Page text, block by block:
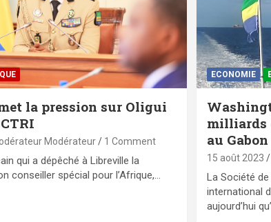
la pression sur Oligui
Modérateur 1 Comment
qui a dépêché à Libreville la
conseiller spécial pour l’Afrique,…
ECONOMIE
milliards
au Gabon
15 août 2023
La Société
international
aujourd’hui